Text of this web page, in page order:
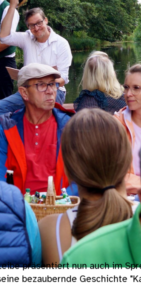
präsentiert nun auch im
bezaubernde Geschichte